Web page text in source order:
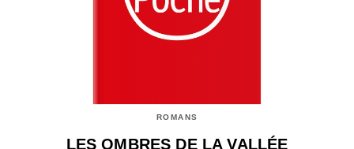
ROMANS
LES OMBRES DE LA VALLÉE